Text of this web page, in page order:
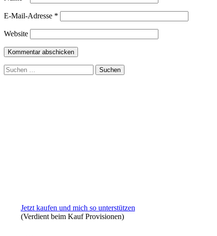
E-Mail-Adresse *
Website
Suchen
nach:
Jetzt kaufen und mich so unterstützen
(Verdient beim Kauf Provisionen)